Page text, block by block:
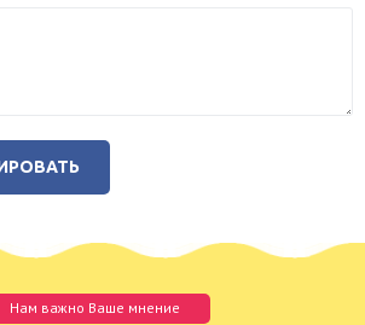
Нам важно Ваше мнение